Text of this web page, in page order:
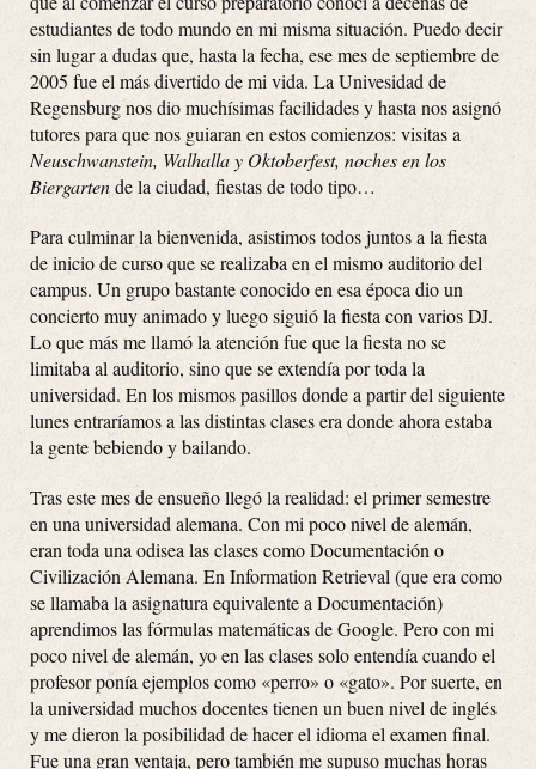
estudiantes de todo mundo en mi misma situación. Puedo decir
sin lugar a dudas que, hasta la fecha, ese mes de septiembre de
2005 fue el más divertido de mi vida. La Univesidad de
Regensburg nos dio muchísimas facilidades y hasta nos asignó
tutores para que nos guiaran en estos comienzos: visitas a
Neuschwanstein, Walhalla y Oktoberfest, noches en los
Biergartende la ciudad, fiestas de todo tipo…
Para culminar la bienvenida, asistimos todos juntos a la fiesta
de inicio de curso que se realizaba en el mismo auditorio del
campus. Un grupo bastante conocido en esa época dio un
concierto muy animado y luego siguió la fiesta con varios DJ.
Lo que más me llamó la atención fue que la fiesta no se
limitaba al auditorio, sino que se extendía por toda la
universidad. En los mismos pasillos donde a partir del siguiente
lunes entraríamos a las distintas clases era donde ahora estaba
la gente bebiendo y bailando.
Tras este mes de ensueño llegó la realidad: el primer semestre
en una universidad alemana. Con mi poco nivel de alemán,
eran toda una odisea las clases como Documentación o
Civilización Alemana. En Information Retrieval (que era como
se llamaba la asignatura equivalente a Documentación)
aprendimos las fórmulas matemáticas de Google. Pero con mi
poco nivel de alemán, yo en las clases solo entendía cuando el
profesor ponía ejemplos como «perro» o «gato». Por suerte, en
la universidad muchos docentes tienen un buen nivel de inglés
y me dieron la posibilidad de hacer el idioma el examen final.
Fue una gran ventaja, pero también me supuso muchas horas